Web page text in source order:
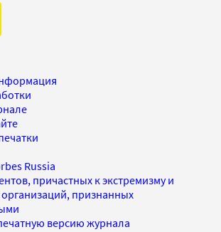
Russia
причастных к экстремизму и
признанных
версию журнала